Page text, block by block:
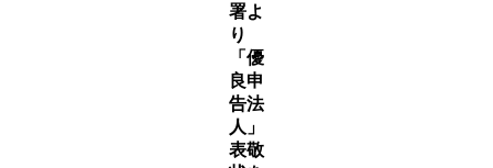
署よ
り
「優
良申
告法
人」
表敬